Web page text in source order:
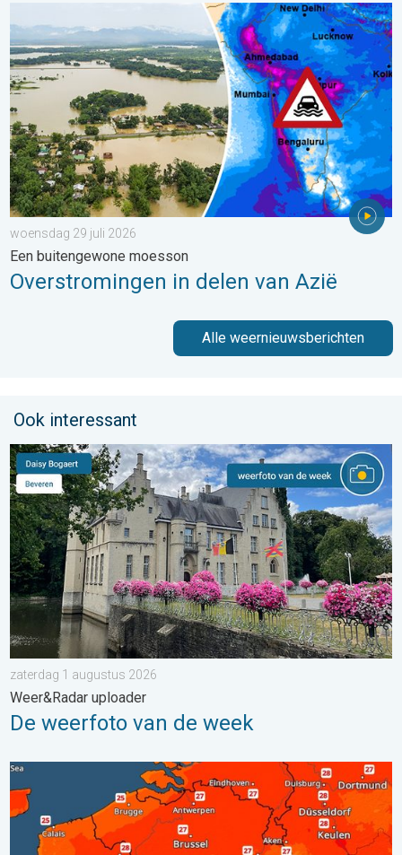
Overstromingen in delen van Azië. Een buitengewone
woensdag 29 juli 2026
Een buitengewone moesson
Overstromingen in delen van Azië
Alle weernieuwsberichten
Ook interessant
De weerfoto van de week. Weer&Radar uploader. . . zaterdag
zaterdag 1 augustus 2026
Weer&Radar uploader
De weerfoto van de week
Zaterdag warmste dag van de week. Bijna overal zomers